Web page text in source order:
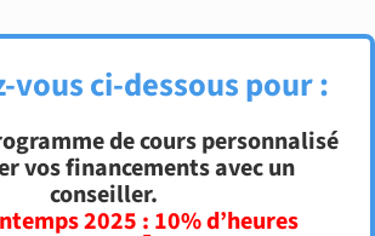
vous ci-dessous pour :
de cours personnalisé
vos financements avec un
conseiller.
2025 : 10% d’heures